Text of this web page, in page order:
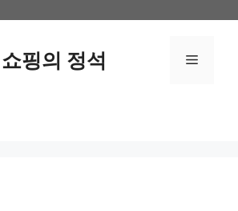
쇼핑의 정석 메